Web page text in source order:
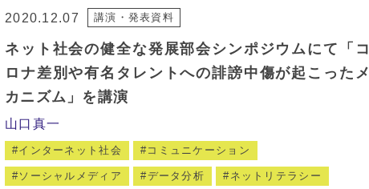
2020.12.07 講演・発表資料
ネット社会の健全な発展部会シンポジウムにて「コ
ロナ差別や有名タレントへの誹謗中傷が起こったメ
カニズム」を講演
山口真一
インターネット社会 コミュニケーション
ソーシャルメディア データ分析 ネットリテラシー